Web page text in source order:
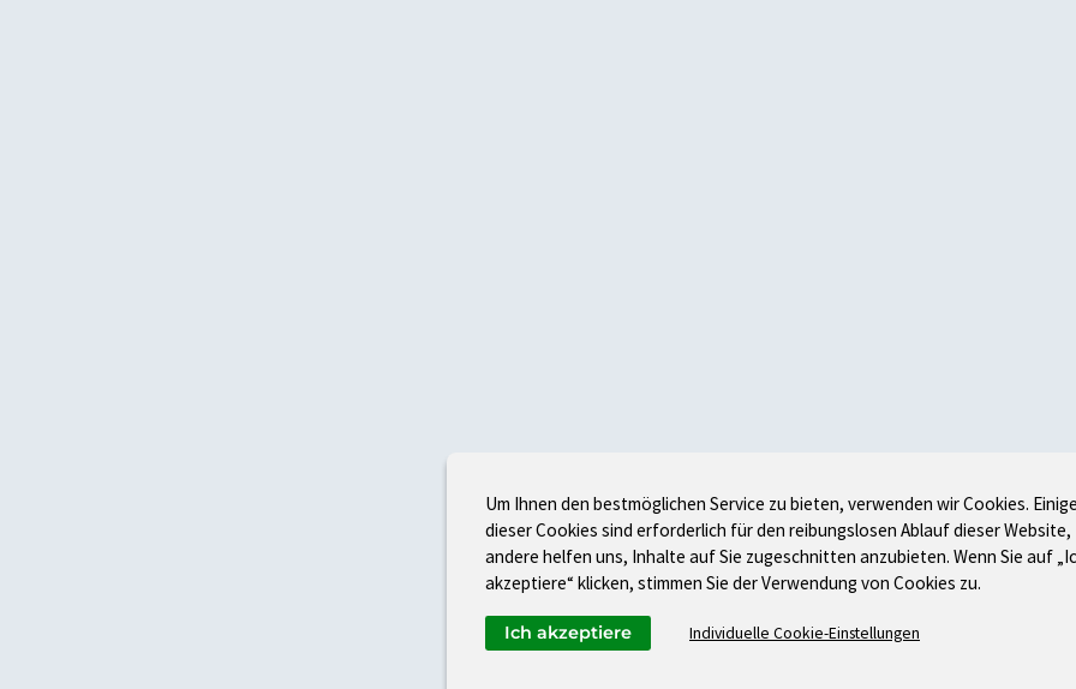
Um Ihnen den bestmöglichen Service zu bieten, verwenden wir Cookies.
dieser Cookies sind erforderlich für den reibungslosen Ablauf dieser Website,
andere helfen uns, Inhalte auf Sie zugeschnitten anzubieten. Wenn Sie auf
akzeptiere“ klicken, stimmen Sie der Verwendung von Cookies zu.
Individuelle Cookie-Einstellungen
Ich akzeptiere